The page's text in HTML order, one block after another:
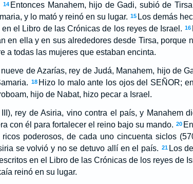
14 Entonces Manahem, hijo de Gadi, subió de
y lo mató y reinó en su lugar. 15 Los demás
el Libro de las Crónicas de los reyes de Israel. 16
en ella y en sus alrededores desde Tirsa, porque
a todas las mujeres que estaban encinta.
de Azarías, rey de Judá, Manahem, hijo de
18 Hizo lo malo ante los ojos del SEÑOR;
hijo de Nabat, hizo pecar a Israel.
rey de Asiria, vino contra el país, y Manahem
con él para fortalecer el reino bajo su mando. 20
poderosos, de cada uno cincuenta siclos
se volvió y no se detuvo allí en el país. 21 Los
en el Libro de las Crónicas de los reyes de
reinó en su lugar.